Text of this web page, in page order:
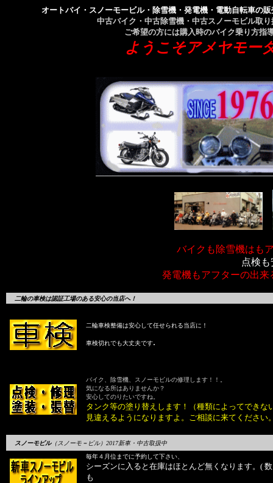
オートバイ・スノーモービル・除雪機・発電機・電動自転車の
中古バイク・中古除雪機・中古スノーモビル取
ご希望の方には購入時のバイク乗り方指
ようこそアメヤモー
バイクも除雪機はもア
点検
発電機もアフターの出来
二輪の車検は認証工場のある安心の当店へ！
二輪車検整備は安心して任せられる当店に！
車検切れでも大丈夫です.
バイク、除雪機、スノーモビルの修理します！！。
気になる所はありませんか？
安心してのりたいですね。
タンク等の塗り替えします！（種類によってできな
見違えるようになりますよ。ご相談に来てください
スノーモビル（スノーモ － ビル）2017新車・中古取扱中
毎年４月位までに予約して下さい、
シーズンに入ると在庫はほとんど無くなります。(
も